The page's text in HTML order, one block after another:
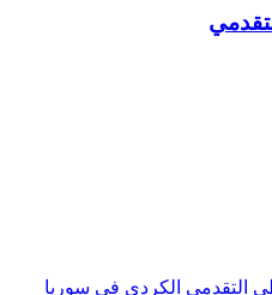
التقدمي الكردي في سوريا